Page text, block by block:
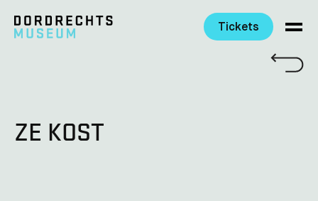
Tickets
ZE KOST